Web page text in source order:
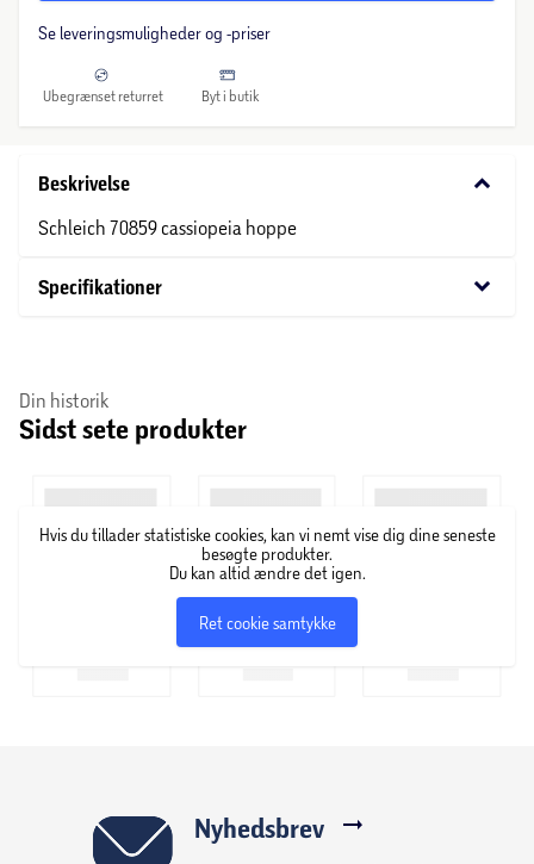
Se leveringsmuligheder og -priser
Ubegrænset returret Byt i butik
Beskrivelse keyboard_arrow_down
Schleich 70859 cassiopeia hoppe
Specifikationer keyboard_arrow_down
Din historik
Sidst sete produkter
Hvis du tillader statistiske cookies, kan vi nemt vise dig dine seneste
besøgte produkter.
Du kan altid ændre det igen.
Ret cookie samtykke
Nyhedsbrev